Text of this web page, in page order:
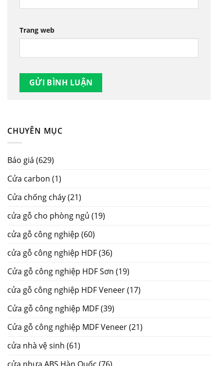
CHUYÊN MỤC
Báo giá (629)
Cửa carbon (1)
Cửa chống cháy(21)
cửa gỗ cho phòng ngủ (19)
cửa gỗ công nghiệp (60)
cửa gỗ công nghiệp HDF(36)
Cửa gỗ công nghiệp HDF Sơn (19)
cửa gỗ công nghiệp HDF Veneer(17)
Cửa gỗ công nghiệp MDF(39)
Cửa gỗ công nghiệp MDF Veneer(21)
cửa nhà vệ sinh (61)
Trang web